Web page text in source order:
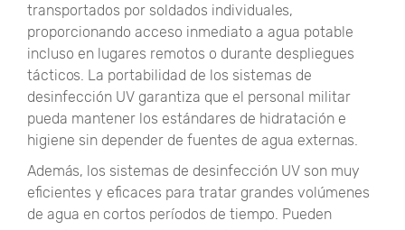
transportados por soldados individuales,
proporcionando acceso inmediato a agua potable
incluso en lugares remotos o durante despliegues
tácticos. La portabilidad de los sistemas de
desinfección UV garantiza que el personal militar
pueda mantener los estándares de hidratación e
higiene sin depender de fuentes de agua externas.
Además, los sistemas de desinfección UV son muy
eficientes y eficaces para tratar grandes volúmenes
de agua en cortos períodos de tiempo. Pueden